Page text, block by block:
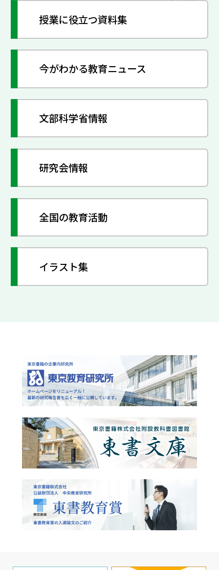
授業に役立つ資料集
今がわかる教育ニュース
文部科学省情報
研究会情報
全国の教育活動
イラスト集